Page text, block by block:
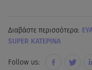
Διαβάστε περισσότερα:
SUPER ΚΑΤΕΡΙΝΑ
Follow us: